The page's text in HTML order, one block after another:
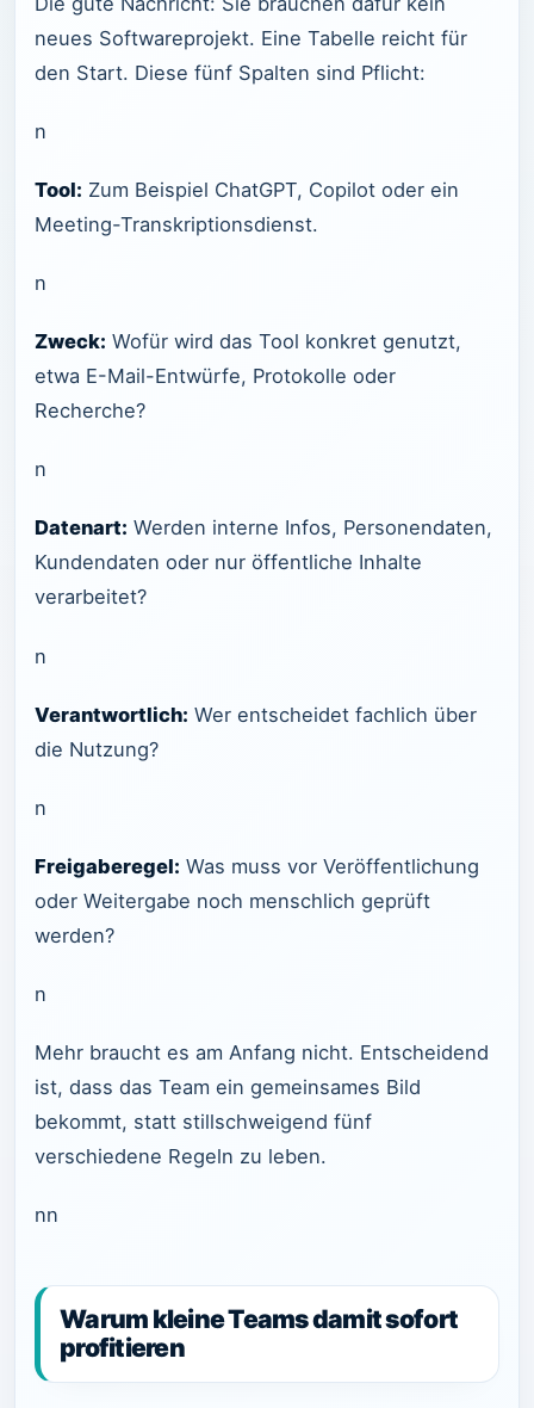
neues Softwareprojekt. Eine Tabelle reicht für
den Start. Diese fünf Spalten sind Pflicht:
n
Tool: Zum Beispiel ChatGPT, Copilot oder ein
Meeting-Transkriptionsdienst.
n
Zweck: Wofür wird das Tool konkret genutzt,
etwa E-Mail-Entwürfe, Protokolle oder
Recherche?
n
Datenart: Werden interne Infos, Personendaten,
Kundendaten oder nur öffentliche Inhalte
verarbeitet?
n
Verantwortlich: Wer entscheidet fachlich über
die Nutzung?
n
Freigaberegel: Was muss vor Veröffentlichung
oder Weitergabe noch menschlich geprüft
werden?
n
Mehr braucht es am Anfang nicht. Entscheidend
ist, dass das Team ein gemeinsames Bild
bekommt, statt stillschweigend fünf
verschiedene Regeln zu leben.
nn
Warum kleine Teams damit sofort
profitieren